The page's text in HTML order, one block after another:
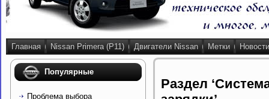
Главная Nissan Primera (P11) Двигатели Nissan Метки Новости
Популярные
Проблема выбора
Раздел